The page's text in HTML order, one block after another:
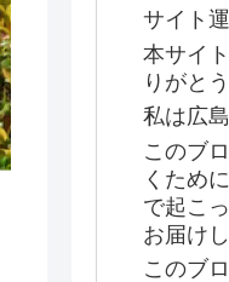
サイト
本サイ
りがと
私は広
このブ
くため
で起こ
お届け
このブ